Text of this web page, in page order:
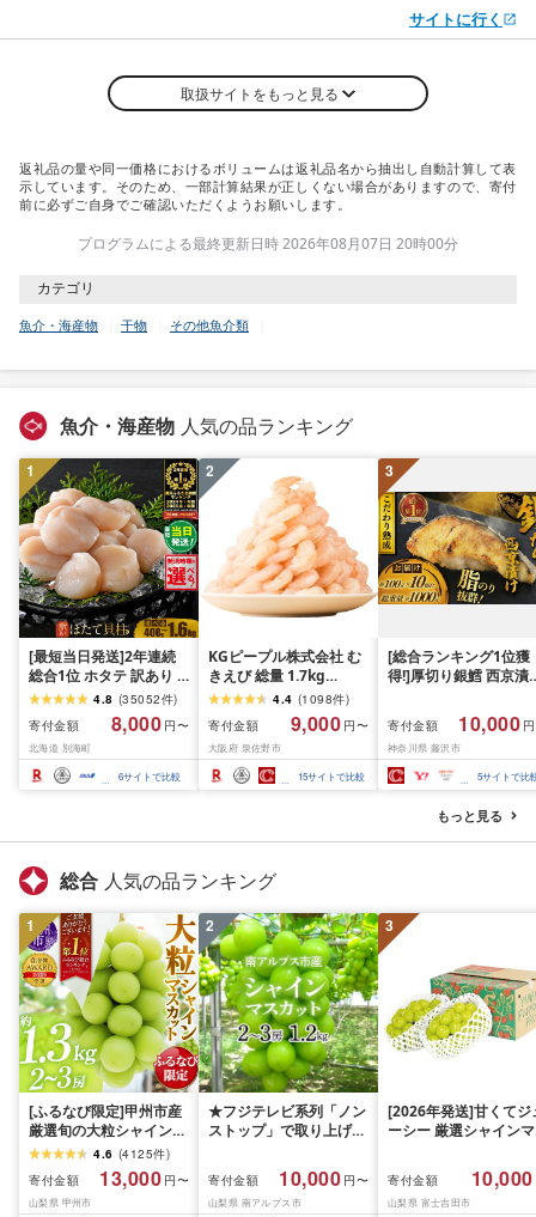
サイトに行く
取扱サイトをもっと見る
返礼品の量や同一価格におけるボリュームは返礼品名から抽出し自動計算して表
示しています。そのため、一部計算結果が正しくない場合がありますので、寄付
前に必ずご自身でご確認いただくようお願いします。
プログラムによる最終更新日時 2026年08月07日 20時00分
カテゴリ
魚介・海産物 干物 その他魚介類
魚介・海産物 人気の品ランキング
1
[最短当日発送]2年連続
総合1位 ホタテ 訳あり (
ふるさと納税 ほたて ふ
るさと納税 訳あり 帆立
ふるさと わけあり ホタ
テ貝柱 貝 人気 不揃い 刺
身 規格外 魚介 ランキン
グ 海鮮 冷凍 発送時期が
グ対象)
4.8 (35052件)
寄付金額
8,000 円〜
北海道 別海町
6サイトで比較
2
KGピープル株式会社 む
きえび 総量 1.7kg
(850g×2P) 特大 5Lサイ
ズ バナメイエビ バラ凍
結 下処理不要 サイズ不
揃い 訳あり
4.4 (1098件)
寄付金額
9,000 円〜
大阪府 泉佐野市
15サイトで比較
3
[総合ランキング1位獲
得!]厚切り銀鱈 西京漬
約 1,000g (約 100g ×
切) 西京味噌 西京みそ
噌漬け みそ 味噌 鮮魚
介 銀だら 銀ダラ ギン
ラ ぎんだら 鱈 タラ 魚
西京焼き 西京漬 西京
き 冷凍 厳選 鮮魚 漬け
漬魚 新鮮 小分け 人気
南 藤沢
寄付金額 10,000
神奈川県 藤沢市
5サイトで比
もっと見る
総合 人気の品ランキング
1
[ふるなび限定]甲州市産
厳選旬の大粒シャインマ
スカット 約1.3kg 2〜3
房[2026年発送]
(MG)B12-472 FN-
Limited-VO シャインマ
4.6 (4125件)
寄付金額
13,000 円〜
山梨県 甲州市
2
★フジテレビ系列「ノン
ストップ」で取り上げら
先行予約]南アルプス市
産シャインマスカット
1.2kg以上(2〜3房)ふる
寄付金額 10,000 円〜
山梨県 南アルプス市
3
[2026年発送]甘くてジ
ーシー 厳選シャインマ
月前半(1〜15日)から
月下旬までの発送) フ
ーツ ぶどう 果物 山梨
寄付金額 10,000
山梨県 富士吉田市